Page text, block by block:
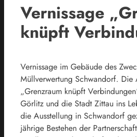
Vernissage
knüpft
Vernissage im Gebäude des
Müllverwertung Schwandorf. Die
„Grenzraum knüpft
Görlitz und die Stadt Zittau ins
die Ausstellung in Schwandorf
jährige Bestehen der